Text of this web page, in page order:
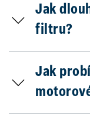
Jak
filtru?
Jak